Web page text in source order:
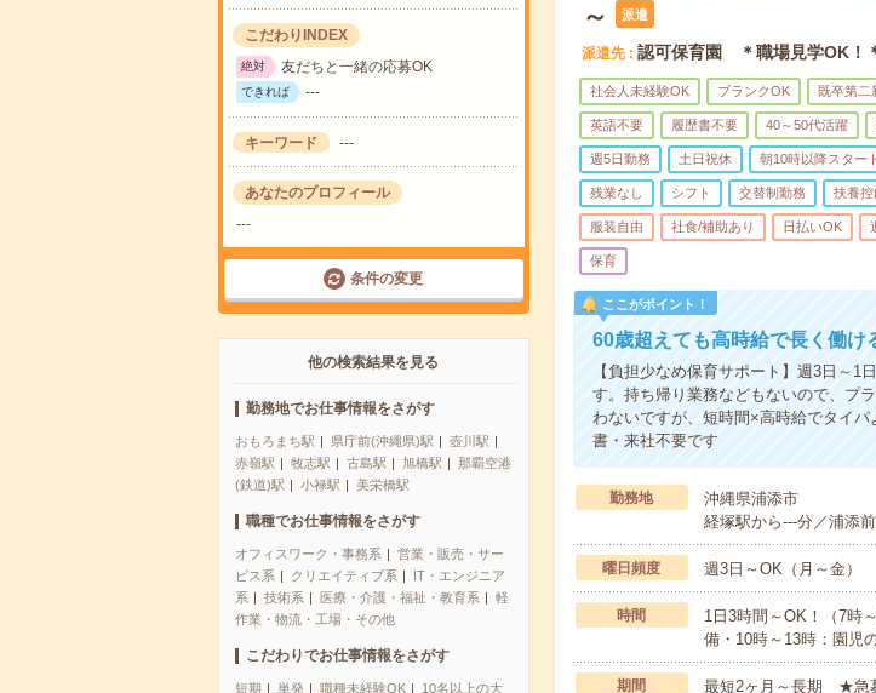
こだわりINDEX
絶対 友だちと一緒の応募OK
できれば ---
キーワード ---
あなたのプロフィール
---
条件の変更
他の検索結果を見る
勤務地でお仕事情報をさがす
おもろまち駅 県庁前(沖縄県)駅
壺川駅
赤嶺駅
牧志駅 古島駅 旭橋駅
那覇空港
(鉄道)駅
小禄駅 美栄橋駅
職種でお仕事情報をさがす
オフィスワーク・事務系
営業・販売・サー
ビス系
クリエイティブ系
IT・エンジニア
系
技術系 医療・介護・福祉・教育系
軽
作業・物流・工場・その他
こだわりでお仕事情報をさがす
短期 単発 職種未経験OK
10名以上の大
～
派遣
派遣先 認可保育園 ＊職場見学OK！
社会人未経験OK ブランクOK 既卒第二
英語不要 履歴書不要 40～50代活躍
週5日勤務 土日祝休 朝10時以降スタート
残業なし シフト 交替制勤務 扶養控
服装自由 社食/補助あり 日払いOK
保育
ここがポイント！
60歳超えても高時給で長く働け
【負担少なめ保育サポート】週3日～1
す。持ち帰り業務などもないので、プ
わないですが、短時間×高時給でタイ
書・来社不要です
勤務地
沖縄県浦添市
経塚駅から---分／浦添
曜日頻度 週3日～OK（月～金）
時間
1日3時間～OK！（7時
備・10時～13時：園児
期間 最短2ヶ月～長期 ★急